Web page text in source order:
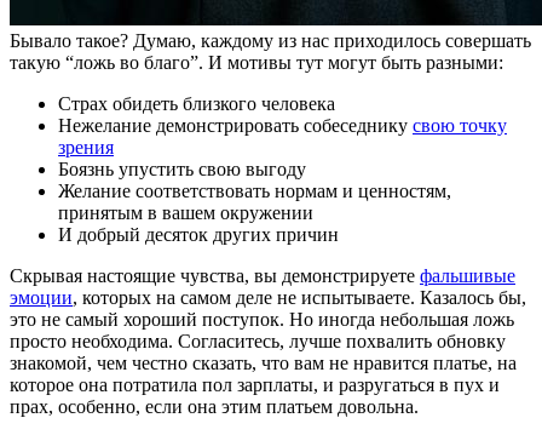
Бывало такое? Думаю, каждому из нас приходилось совершать
такую “ложь во благо”. И мотивы тут могут быть разными:
Страх обидеть близкого человека
Нежелание демонстрировать собеседнику свою точку
зрения
Боязнь упустить свою выгоду
Желание соответствовать нормам и ценностям,
принятым в вашем окружении
И добрый десяток других причин
Скрывая настоящие чувства, вы демонстрируете фальшивые
эмоции, которых на самом деле не испытываете. Казалось бы,
это не самый хороший поступок. Но иногда небольшая ложь
просто необходима. Согласитесь, лучше похвалить обновку
знакомой, чем честно сказать, что вам не нравится платье, на
которое она потратила пол зарплаты, и разругаться в пух и
прах, особенно, если она этим платьем довольна.